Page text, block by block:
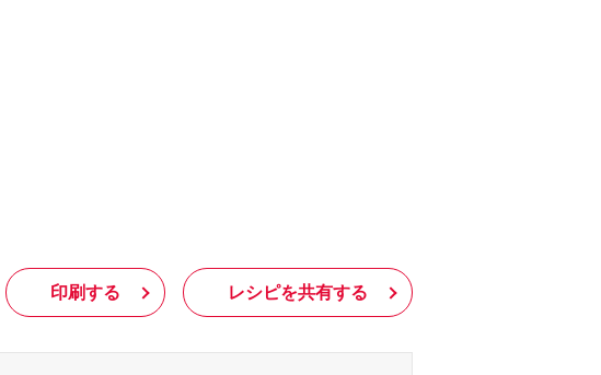
印刷する レシピを共有する